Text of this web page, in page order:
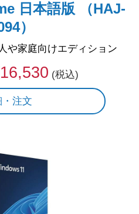
日本語版 （HAJ-
）
や家庭向けエディション
(税込)
・注文